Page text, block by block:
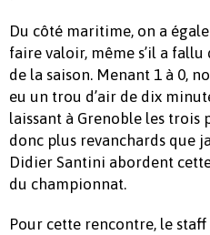
Du côté maritime, on a
faire valoir, même s’il a
de la saison. Menant 1 à 0,
eu un trou d’air de dix
laissant à Grenoble les trois
donc plus revanchards que
Didier Santini abordent
du championnat.
Pour cette rencontre, le staff